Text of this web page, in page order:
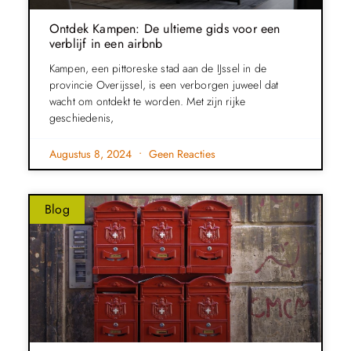
Ontdek Kampen: De ultieme gids voor een
verblijf in een airbnb
Kampen, een pittoreske stad aan de IJssel in de
provincie Overijssel, is een verborgen juweel dat
wacht om ontdekt te worden. Met zijn rijke
geschiedenis,
Augustus 8, 2024 Geen Reacties
Blog